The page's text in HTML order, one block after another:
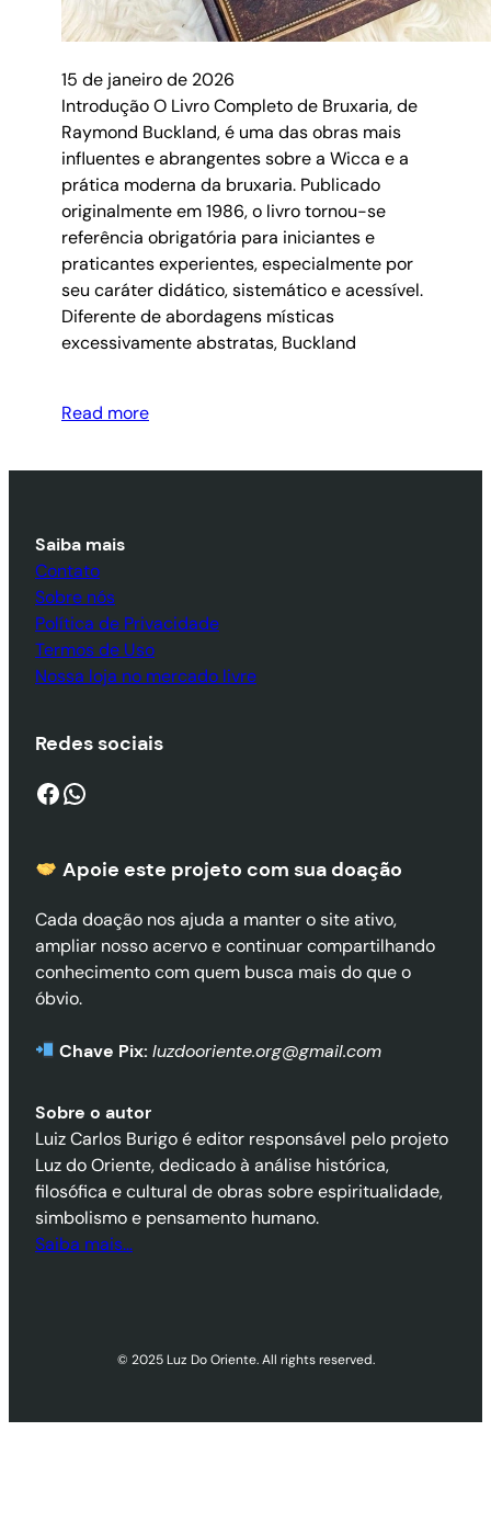
15 de janeiro de 2026
Introdução O Livro Completo de Bruxaria, de
Raymond Buckland, é uma das obras mais
influentes e abrangentes sobre a Wicca e a
prática moderna da bruxaria. Publicado
originalmente em 1986, o livro tornou-se
referência obrigatória para iniciantes e
praticantes experientes, especialmente por
seu caráter didático, sistemático e acessível.
Diferente de abordagens místicas
excessivamente abstratas, Buckland
Read more
Saiba mais
Contato
Sobre nós
Política de Privacidade
Termos de Uso
Nossa loja no mercado livre
Redes sociais
Facebook WhatsApp
Apoie este projeto com sua doação
Cada doação nos ajuda a manter o site ativo,
ampliar nosso acervo e continuar compartilhando
conhecimento com quem busca mais do que o
óbvio.
Chave Pix: luzdooriente.org@gmail.com
Sobre o autor
Luiz Carlos Burigo é editor responsável pelo projeto
Luz do Oriente, dedicado à análise histórica,
filosófica e cultural de obras sobre espiritualidade,
simbolismo e pensamento humano.
Saiba mais…
© 2025 Luz Do Oriente. All rights reserved.